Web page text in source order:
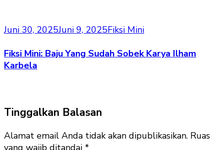
Juni 30, 2025Juni 9, 2025Fiksi Mini
Fiksi Mini: Baju Yang Sudah Sobek Karya Ilham
Karbela
Tinggalkan Balasan
Alamat email Anda tidak akan dipublikasikan. Ruas